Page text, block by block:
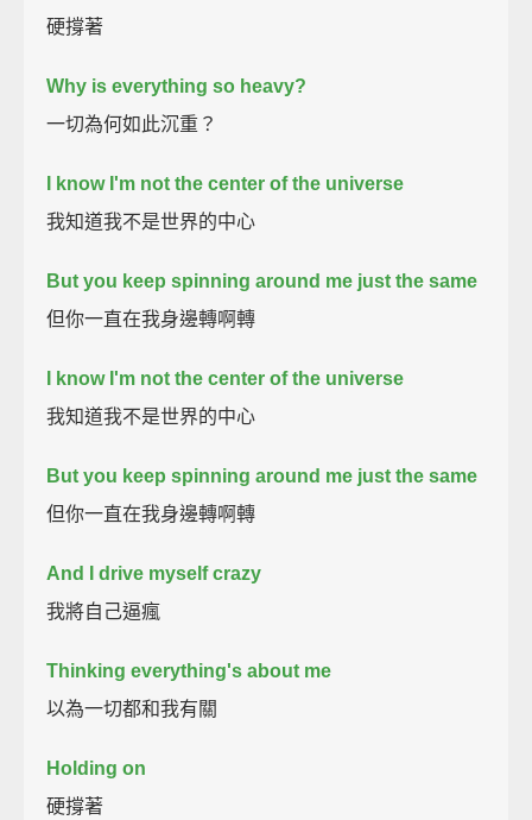
硬撐著
Why is everything so heavy?
一切為何如此沉重？
I know I'm not the center of the universe
我知道我不是世界的中心
But you keep spinning around me just the same
但你一直在我身邊轉啊轉
I know I'm not the center of the universe
我知道我不是世界的中心
But you keep spinning around me just the same
但你一直在我身邊轉啊轉
And I drive myself crazy
我將自己逼瘋
Thinking everything's about me
以為一切都和我有關
Holding on
硬撐著